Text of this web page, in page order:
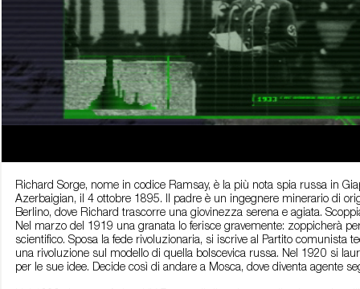
Richard Sorge, nome in codice Ramsay, è la più nota spia russa in
Azerbaigian, il 4 ottobre 1895. Il padre è un ingegnere minerario di
Berlino, dove Richard trascorre una giovinezza serena e agiata.
Nel marzo del 1919 una granata lo ferisce gravemente: zoppicherà
scientifico. Sposa la fede rivoluzionaria, si iscrive al Partito comunista
una rivoluzione sul modello di quella bolscevica russa. Nel 1920 si
per le sue idee. Decide così di andare a Mosca, dove diventa agente